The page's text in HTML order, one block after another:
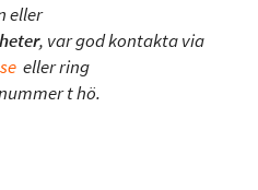
eller
, var god kontakta via
eller ring
t hö.